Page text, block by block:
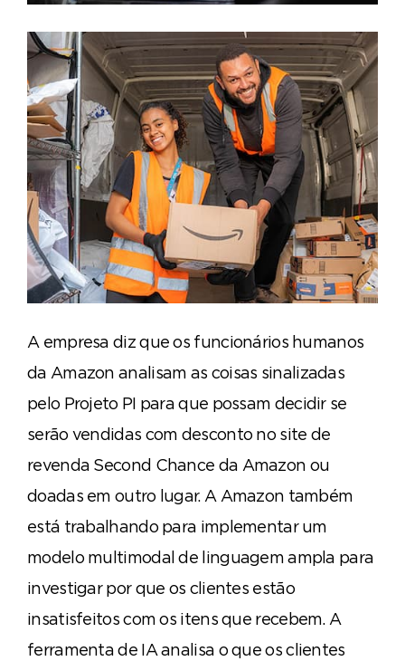
A empresa diz que os funcionários humanos
da Amazon analisam as coisas sinalizadas
pelo Projeto PI para que possam decidir se
serão vendidas com desconto no site de
revenda Second Chance da Amazon ou
doadas em outro lugar. A Amazon também
está trabalhando para implementar um
modelo multimodal de linguagem ampla para
investigar por que os clientes estão
insatisfeitos com os itens que recebem. A
ferramenta de IA analisa o que os clientes